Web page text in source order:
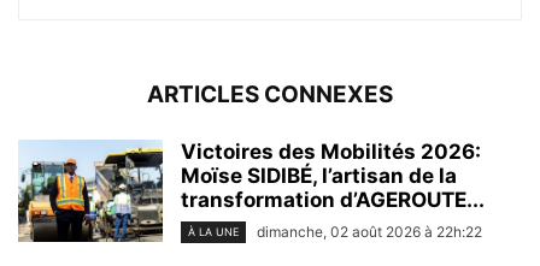
ARTICLES CONNEXES
Victoires des Mobilités 2026:
Moïse SIDIBÉ, l’artisan de la
transformation d’AGEROUTE...
À LA UNE dimanche, 02 août 2026 à 22h:22